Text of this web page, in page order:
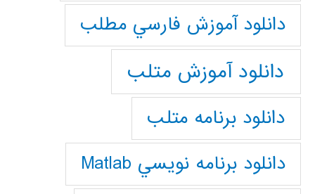
دانلود آموزش فارسي مطلب
دانلود آموزش متلب
دانلود برنامه متلب
دانلود برنامه نويسي Matlab